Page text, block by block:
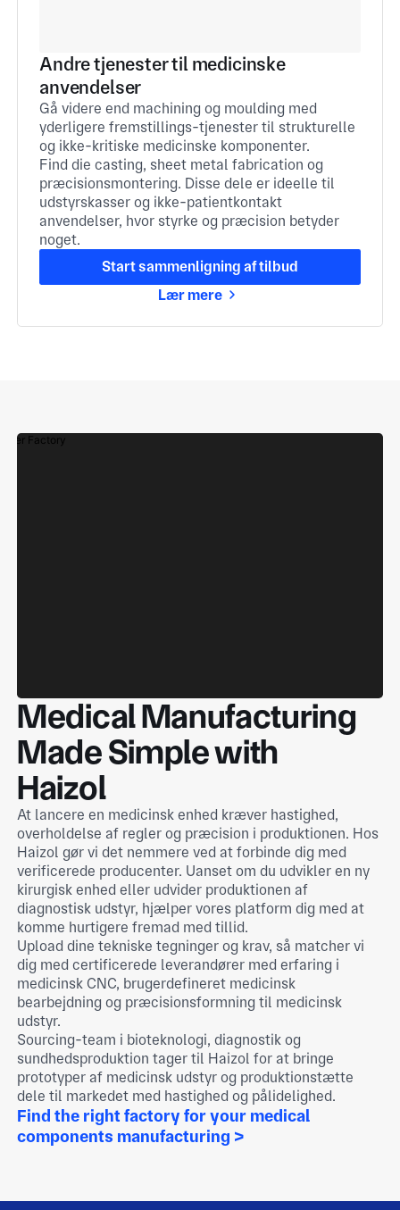
Andre tjenester til medicinske
anvendelser
Gå videre end machining og moulding med
yderligere fremstillings-tjenester til strukturelle
og ikke-kritiske medicinske komponenter.
Find die casting, sheet metal fabrication og
præcisionsmontering. Disse dele er ideelle til
udstyrskasser og ikke-patientkontakt
anvendelser, hvor styrke og præcision betyder
noget.
Start sammenligning af tilbud
Lær mere
Medical Manufacturing
Made Simple with
Haizol
At lancere en medicinsk enhed kræver hastighed,
overholdelse af regler og præcision i produktionen. Hos
Haizol gør vi det nemmere ved at forbinde dig med
verificerede producenter. Uanset om du udvikler en ny
kirurgisk enhed eller udvider produktionen af
diagnostisk udstyr, hjælper vores platform dig med at
komme hurtigere fremad med tillid.
Upload dine tekniske tegninger og krav, så matcher vi
dig med certificerede leverandører med erfaring i
medicinsk CNC, brugerdefineret medicinsk
bearbejdning og præcisionsformning til medicinsk
udstyr.
Sourcing-team i bioteknologi, diagnostik og
sundhedsproduktion tager til Haizol for at bringe
prototyper af medicinsk udstyr og produktionstætte
dele til markedet med hastighed og pålidelighed.
Find the right factory for your medical
components manufacturing >